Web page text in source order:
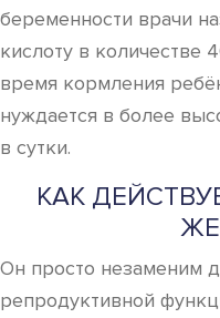
беременности врачи
кислоту в количестве
время кормления
нуждается в более
в сутки.
КАК
Он просто незаменим
репродуктивной